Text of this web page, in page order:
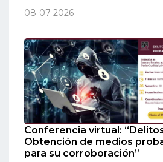
08-07-2026
Conferencia virtual:
Obtención de medios
para su corroboración”